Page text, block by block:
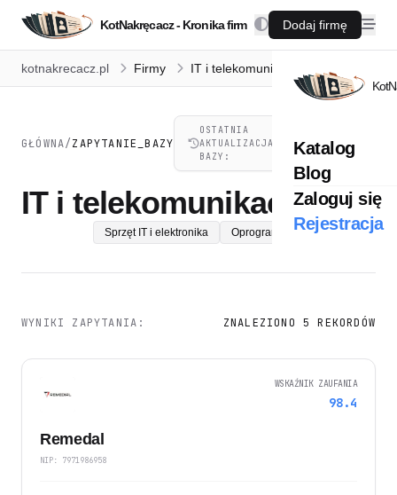
KotNakręcacz - Kronika firm Dodaj firmę
Katalog
Blog
Zaloguj się
Rejestracja
kotnakrecacz.pl Firmy IT i telekomunikacja
GŁÓWNA/ZAPYTANIE_BAZY
OSTATNIA
AKTUALIZACJA
BAZY:
21:34
IT i telekomunikacja
Sprzęt IT i elektronika Oprogramowanie i usługi IT
WYNIKI ZAPYTANIA: ZNALEZIONO 5 REKORDÓW
WSKAŹNIK ZAUFANIA
98.4
Remedal
NIP: 7971986958